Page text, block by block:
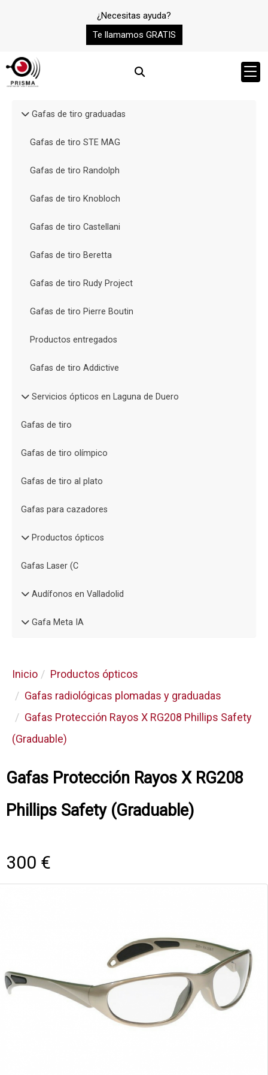
¿Necesitas ayuda?
Te llamamos GRATIS
Gafas de tiro graduadas
Gafas de tiro STE MAG
Gafas de tiro Randolph
Gafas de tiro Knobloch
Gafas de tiro Castellani
Gafas de tiro Beretta
Gafas de tiro Rudy Project
Gafas de tiro Pierre Boutin
Productos entregados
Gafas de tiro Addictive
Servicios ópticos en Laguna de Duero
Gafas de tiro
Gafas de tiro olímpico
Gafas de tiro al plato
Gafas para cazadores
Productos ópticos
Gafas Laser (C
Audífonos en Valladolid
Gafa Meta IA
Inicio
Productos ópticos
Gafas radiológicas plomadas y graduadas
Gafas Protección Rayos X RG208 Phillips Safety
(Graduable)
Gafas Protección Rayos X RG208
Phillips Safety (Graduable)
300 €